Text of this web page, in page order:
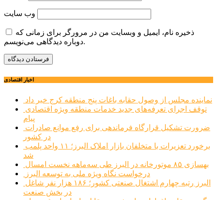
وب‌ سایت
ذخیره نام، ایمیل و وبسایت من در مرورگر برای زمانی که
دوباره دیدگاهی می‌نویسم.
اخبار اقتصادی
نماینده مجلس از وصول حقابه باغات پنج منطقه کرج خبر داد
پیام
در کشور
شد
بهسازی ۸۵ موتورخانه در البرز طی سه‌ماهه نخست امسال
درخواست نگاه ویژه ملی به توسعه البرز
در بخش صنعت